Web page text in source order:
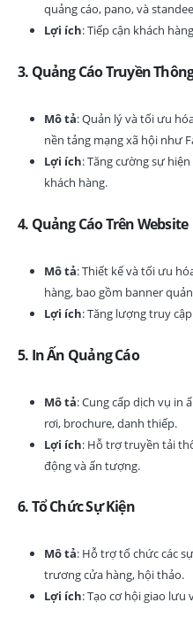
quảng cáo, pano, và
Lợi ích: Tiếp cận khách
3. Quảng Cáo Truyền
Mô tả: Quản lý và tối ưu
nền tảng mạng xã hội như
Lợi ích: Tăng cường sự
khách hàng.
4. Quảng Cáo Trên Website
Mô tả: Thiết kế và tối ưu
hàng, bao gồm banner
Lợi ích: Tăng lượng truy
5. In Ấn Quảng Cáo
Mô tả: Cung cấp dịch vụ in
rơi, brochure, danh thiếp.
Lợi ích: Hỗ trợ truyền tải
động và ấn tượng.
6.Tổ Chức Sự Kiện
Mô tả: Hỗ trợ tổ chức các
trương cửa hàng, hội thảo.
Lợi ích: Tạo cơ hội giao lưu